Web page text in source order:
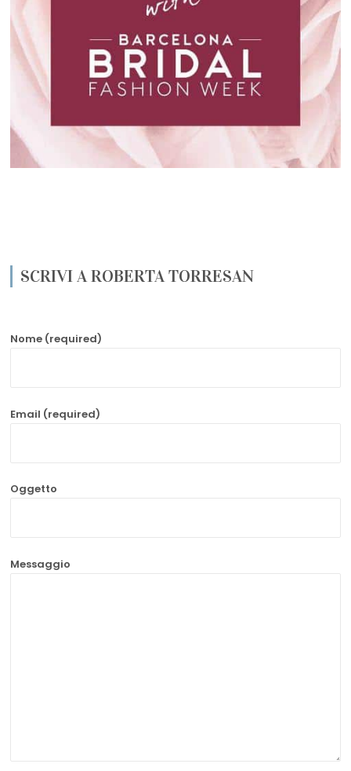
SCRIVI A ROBERTA TORRESAN
Nome (required)
Email (required)
Oggetto
Messaggio